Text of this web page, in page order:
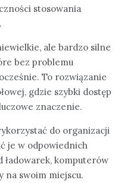
stosowania
ale bardzo silne
bez problemu
To rozwiązanie
gdzie szybki dostęp
znaczenie.
do organizacji
je w odpowiednich
ładowarek, komputerów
na swoim miejscu.